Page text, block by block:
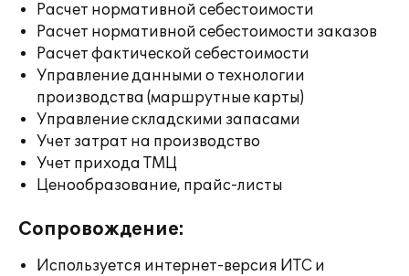
Расчет нормативной себестоимости
Расчет нормативной себестоимости заказов
Расчет фактической себестоимости
Управление данными о технологии
производства (маршрутные карты)
Управление складскими запасами
Учет затрат на производство
Учет прихода ТМЦ
Ценообразование, прайс-листы
Сопровождение:
Используется интернет-версия ИТС и